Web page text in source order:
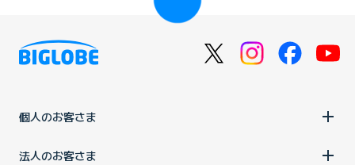
個人のお客さま
法人のお客さま